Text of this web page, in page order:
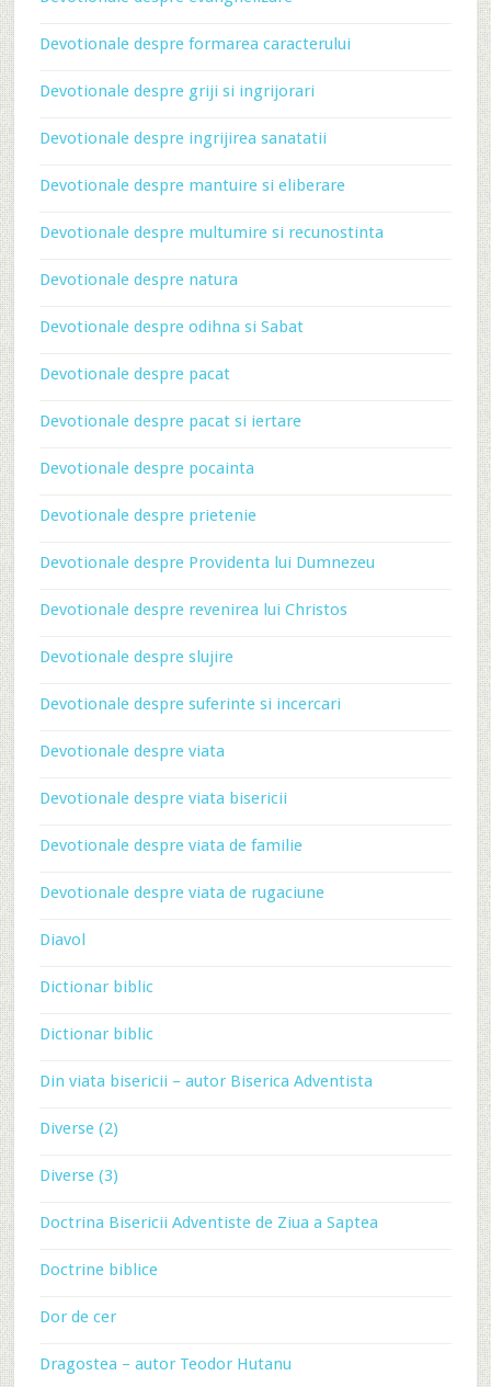
Devotionale despre formarea caracterului
Devotionale despre griji si ingrijorari
Devotionale despre ingrijirea sanatatii
Devotionale despre mantuire si eliberare
Devotionale despre multumire si recunostinta
Devotionale despre natura
Devotionale despre odihna si Sabat
Devotionale despre pacat
Devotionale despre pacat si iertare
Devotionale despre pocainta
Devotionale despre prietenie
Devotionale despre Providenta lui Dumnezeu
Devotionale despre revenirea lui Christos
Devotionale despre slujire
Devotionale despre suferinte si incercari
Devotionale despre viata
Devotionale despre viata bisericii
Devotionale despre viata de familie
Devotionale despre viata de rugaciune
Diavol
Dictionar biblic
Dictionar biblic
Din viata bisericii – autor Biserica Adventista
Diverse (2)
Diverse (3)
Doctrina Bisericii Adventiste de Ziua a Saptea
Doctrine biblice
Dor de cer
Dragostea – autor Teodor Hutanu